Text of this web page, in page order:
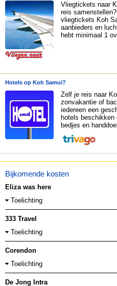
Vliegtickets naar
reis
vliegtickets Koh
aanbieders en
hebt minimaal 1
Hotels op Koh Samui?
Zelf je reis naar
zonvakantie of
iedereen een
hotels
bedjes en
Bijkomende kosten
Eliza was here
Toelichting
333 Travel
Toelichting
Corendon
Toelichting
De Jong Intra